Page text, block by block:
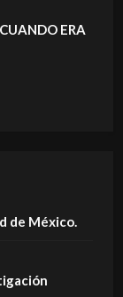
ERA
de México.